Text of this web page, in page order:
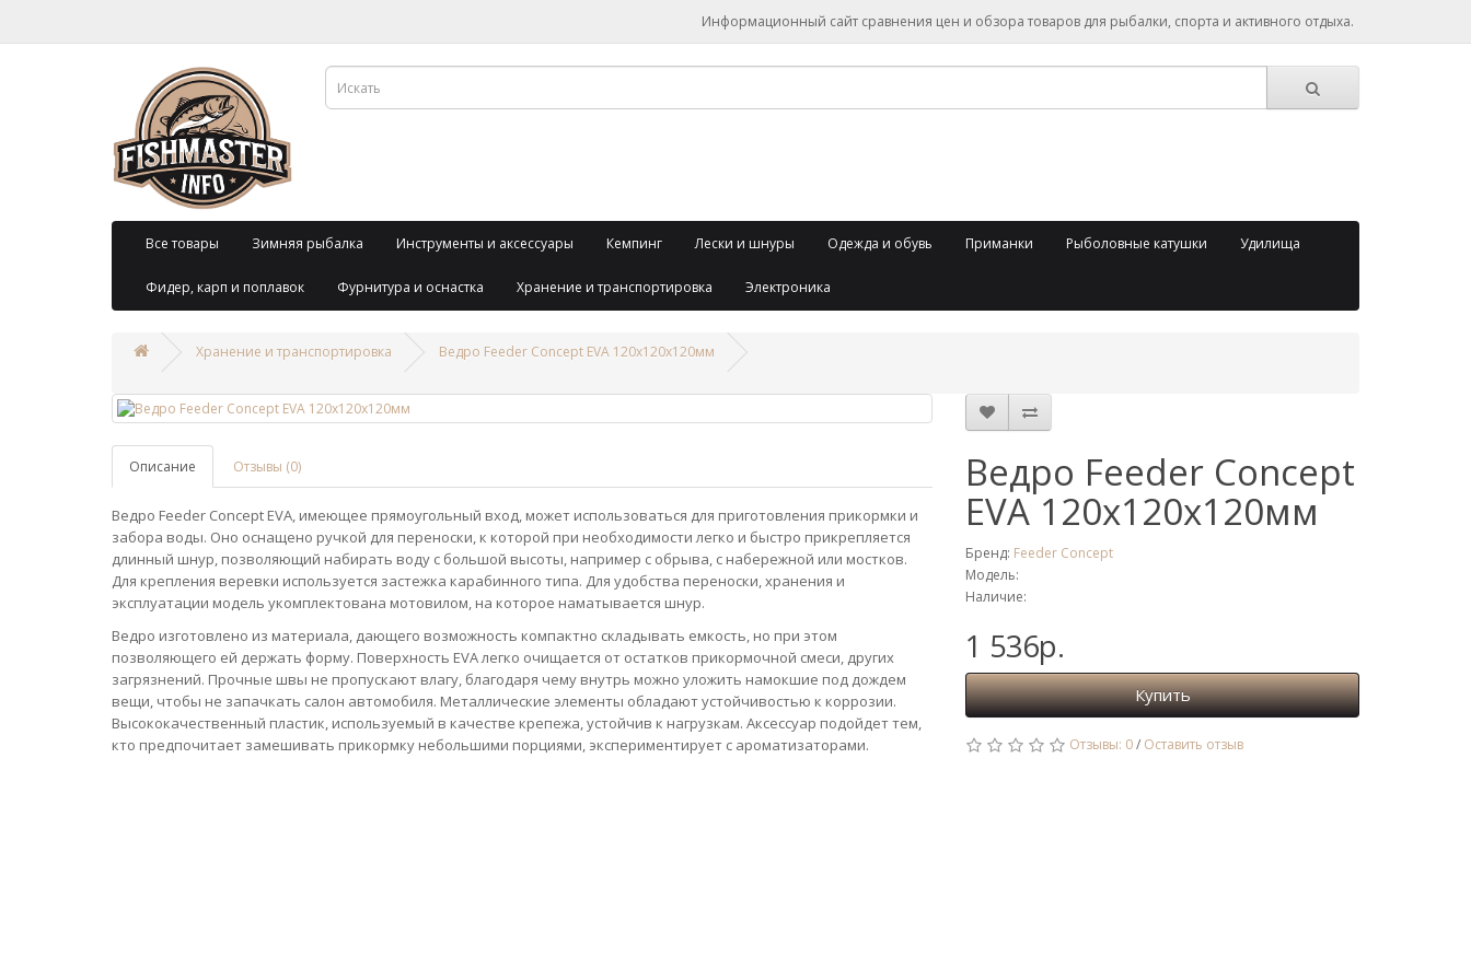
Информационный сайт сравнения цен и обзора товаров для рыбалки, спорта и активного отдыха.
Все товары Зимняя рыбалка Инструменты и аксессуары Кемпинг Лески и шнуры Одежда и обувь Приманки Рыболовные катушки Удилища
Фидер, карп и поплавок Фурнитура и оснастка Хранение и транспортировка Электроника
Хранение и транспортировка Ведро Feeder Concept EVA 120x120x120мм
Описание Отзывы (0)
Ведро Feeder Concept EVA, имеющее прямоугольный вход, может использоваться для приготовления прикормки и
забора воды. Оно оснащено ручкой для переноски, к которой при необходимости легко и быстро прикрепляется
длинный шнур, позволяющий набирать воду с большой высоты, например с обрыва, с набережной или мостков.
Для крепления веревки используется застежка карабинного типа. Для удобства переноски, хранения и
эксплуатации модель укомплектована мотовилом, на которое наматывается шнур.
Ведро изготовлено из материала, дающего возможность компактно складывать емкость, но при этом
позволяющего ей держать форму. Поверхность EVA легко очищается от остатков прикормочной смеси, других
загрязнений. Прочные швы не пропускают влагу, благодаря чему внутрь можно уложить намокшие под дождем
вещи, чтобы не запачкать салон автомобиля. Металлические элементы обладают устойчивостью к коррозии.
Высококачественный пластик, используемый в качестве крепежа, устойчив к нагрузкам. Аксессуар подойдет тем,
кто предпочитает замешивать прикормку небольшими порциями, экспериментирует с ароматизаторами.
Ведро Feeder Concept
EVA 120x120x120мм
Бренд: Feeder Concept
Модель:
Наличие:
1 536р.
Купить
Отзывы: 0/ Оставить отзыв